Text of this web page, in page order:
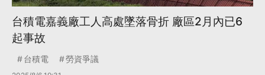
台積電嘉義廠工人高處墜落骨折 廠區2月內已6
起事故
台積電 勞資爭議